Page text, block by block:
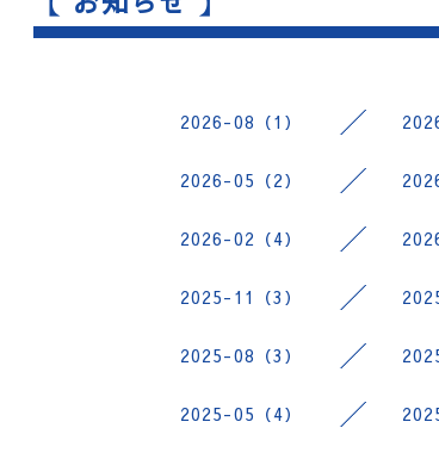
2026-08（1）
2026-05（2）
2026-02（4）
2025-11（3）
2025-08（3）
2025-05（4）